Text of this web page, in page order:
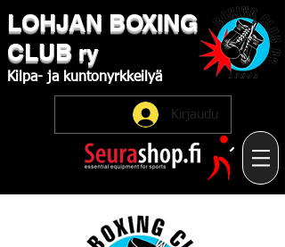
LOHJAN ​BOXING
CLUB ry
Kilpa- ja kuntonyrkkeilyä
Kirjaudu